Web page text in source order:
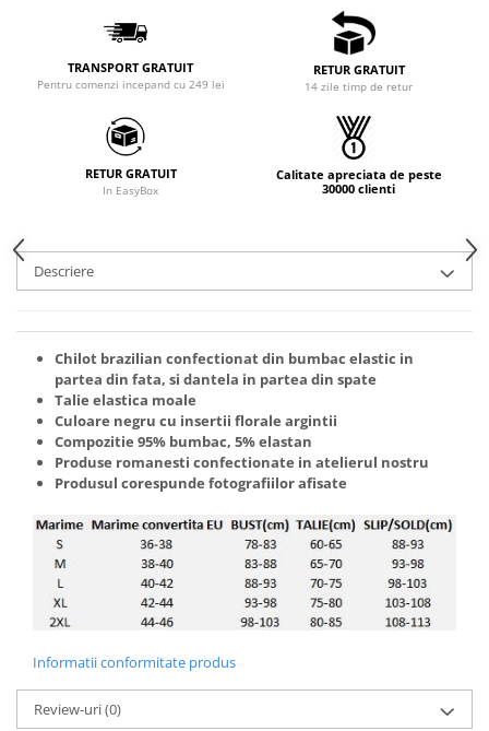
TRANSPORT GRATUIT
Pentru comenzi incepand cu 249 lei
RETUR GRATUIT
14 zile timp de retur
RETUR GRATUIT
In EasyBox
Calitate apreciata de peste
30000 clienti
Descriere
Chilot brazilian confectionat din bumbac elastic in
partea din fata, si dantela in partea din spate
Talie elastica moale
Culoare negru cu insertii florale argintii
Compozitie 95% bumbac, 5% elastan
Produse romanesti confectionate in atelierul nostru
Produsul corespunde fotografiilor afisate
Informatii conformitate produs
Review-uri(0)